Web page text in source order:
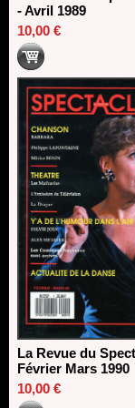
- Avril 1989
10,00 €
La Revue du
Février Mars 1990
10,00 €